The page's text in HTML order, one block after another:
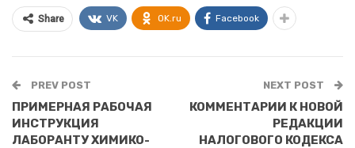
Share VK OK.ru Facebook
PREV POST
ПРИМЕРНАЯ РАБОЧАЯ
ИНСТРУКЦИЯ
ЛАБОРАНТУ ХИМИКО-
NEXT POST
КОММЕНТАРИИ К НОВОЙ
РЕДАКЦИИ
НАЛОГОВОГО КОДЕКСА